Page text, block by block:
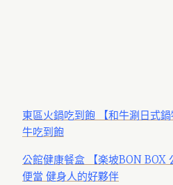
東區火鍋吃到飽 【和牛涮日式
牛吃到飽
公館健康餐盒 【楽坡BON BOX
便當 健身人的好夥伴